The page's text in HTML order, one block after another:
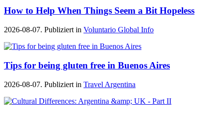
How to Help When Things Seem a Bit Hopeless
2026-08-07. Publiziert in Voluntario Global Info
Tips for being gluten free in Buenos Aires
2026-08-07. Publiziert in Travel Argentina